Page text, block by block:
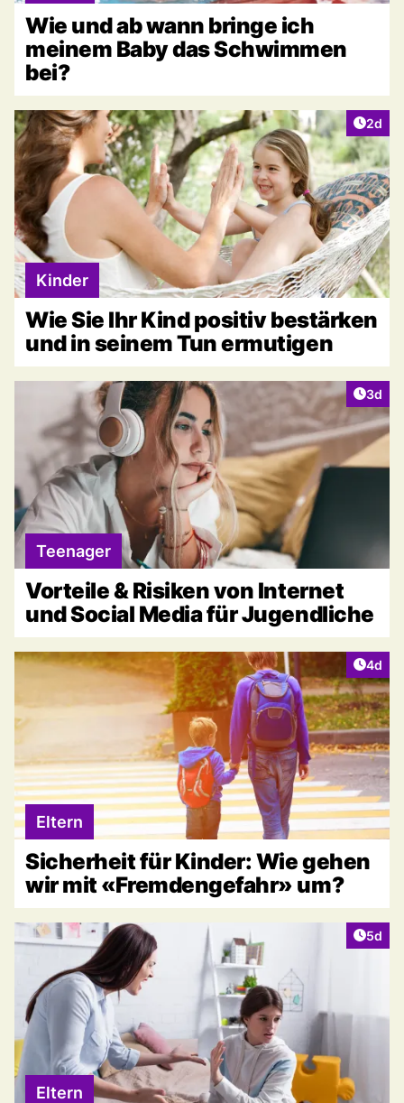
Wie und ab wann bringe ich
meinem Baby das Schwimmen
bei?
2d
Kinder
Wie Sie Ihr Kind positiv bestärken
und in seinem Tun ermutigen
3d
Teenager
Vorteile & Risiken von Internet
und Social Media für Jugendliche
4d
Eltern
Sicherheit für Kinder: Wie gehen
wir mit «Fremdengefahr» um?
5d
Eltern